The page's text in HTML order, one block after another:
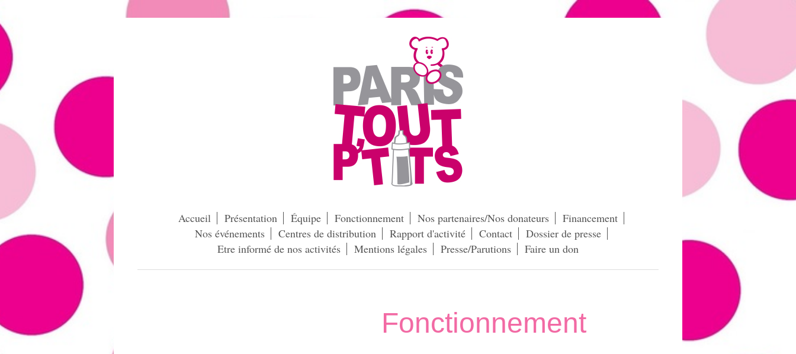
Accueil Présentation Équipe Fonctionnement Nos partenaires/Nos donateurs
Financement
Nos événements
Centres de distribution Rapport d'activité Contact
Dossier de presse
Etre informé de nos activités
Mentions légales Presse/Parutions Faire un don
Fonctionnement